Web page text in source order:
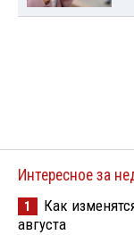
Интересное за
1
Как
августа